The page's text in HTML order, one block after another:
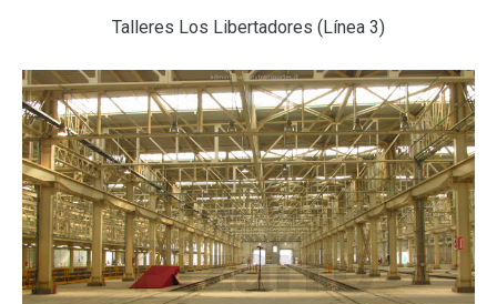
Talleres Los Libertadores (Línea 3)